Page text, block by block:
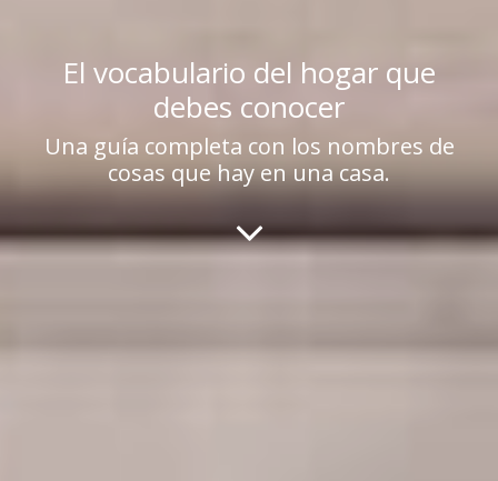
El vocabulario del hogar que
debes conocer
Una guía completa con los nombres de
cosas que hay en una casa.